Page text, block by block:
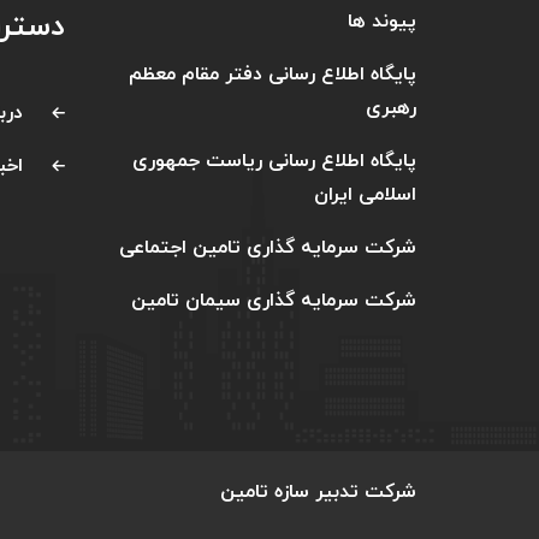
پیوند ها
پایگاه اطلاع رسانی دفتر مقام معظم
رهبری
پایگاه اطلاع رسانی ریاست جمهوری
اسلامی ایران
شرکت سرمایه گذاری تامین اجتماعی
شرکت سرمایه گذاری سیمان تامین
شرکت تدبیر سازه تامین